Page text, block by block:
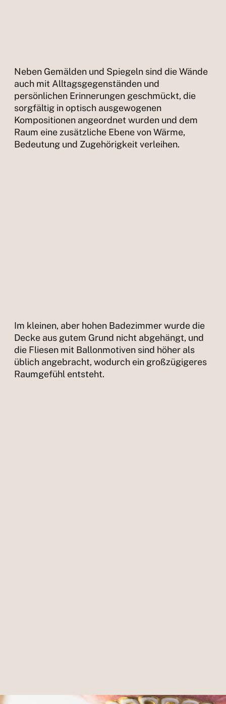
Neben Gemälden und Spiegeln sind die Wände
auch mit Alltagsgegenständen und
persönlichen Erinnerungen geschmückt, die
sorgfältig in optisch ausgewogenen
Kompositionen angeordnet wurden und dem
Raum eine zusätzliche Ebene von Wärme,
Bedeutung und Zugehörigkeit verleihen.
Im kleinen, aber hohen Badezimmer wurde die
Decke aus gutem Grund nicht abgehängt, und
die Fliesen mit Ballonmotiven sind höher als
üblich angebracht, wodurch ein großzügigeres
Raumgefühl entsteht.